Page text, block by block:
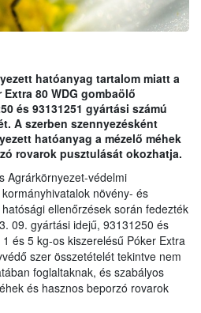
hatóanyag tartalom miatt a
80 WDG gombaölő
és 93131251 gyártási számú
A szerben szennyezésként
hatóanyag a mézelő méhek
rovarok pusztulását okozhatja.
Agrárkörnyezet-védelmi
növény- és
ellenőrzések során fedezték
09. gyártási idejű, 93131250 és
és 5 kg-os kiszerelésű Póker Extra
szer összetételét tekintve nem
foglaltaknak, és szabályos
és hasznos beporzó rovarok